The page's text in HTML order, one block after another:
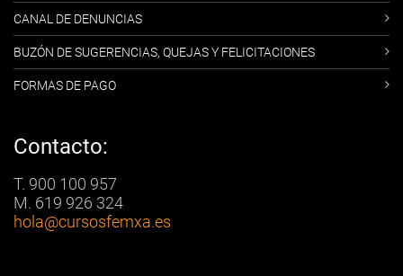
CANAL DE DENUNCIAS
BUZÓN DE SUGERENCIAS, QUEJAS Y FELICITACIONES
FORMAS DE PAGO
Contacto:
T. 900 100 957
M. 619 926 324
hola@cursosfemxa.es